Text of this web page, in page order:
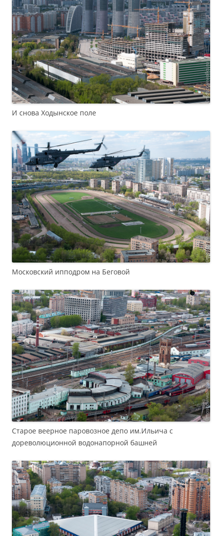
И снова Ходынское поле
Московский ипподром на Беговой
Старое веерное паровозное депо им.Ильича с
дореволюционной водонапорной башней